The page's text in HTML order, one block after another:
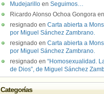
Mudejarillo en Seguimos…
Ricardo Alonso Ochoa Gongora en
resignado en Carta abierta a
por Miguel Sánchez Zambrano.
resignado en Carta abierta a
por Miguel Sánchez Zambrano.
resignado en “Homosexualidad.
de Dios”, de Miguel Sánchez
Categorías